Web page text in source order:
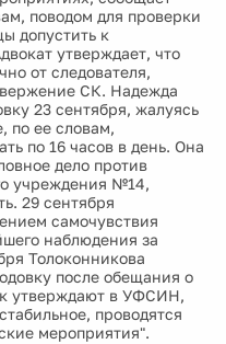
поводом для проверки
допустить к
утверждает, что
от следователя,
СК. Надежда
23 сентября, жалуясь
по ее словам,
по 16 часов в день. Она
дело против
учреждения №14,
29 сентября
самочувствия
наблюдения за
Толоконникова
после обещания о
утверждают в УФСИН,
проводятся
мероприятия".